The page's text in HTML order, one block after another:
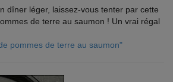
dîner léger, laissez-vous tenter par cette
de terre au saumon ! Un vrai régal
pommes de terre au saumon"